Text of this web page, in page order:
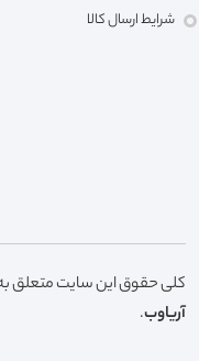
شرایط ارسال کالا
کلی حقوق این سایت متعلق
آریاوب.